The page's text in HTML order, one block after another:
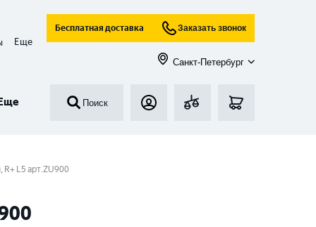
Еще
Бесплатная доставка Заказать звонок
Санкт-Петербург
Поиск
R+ L5 арт.ZU900